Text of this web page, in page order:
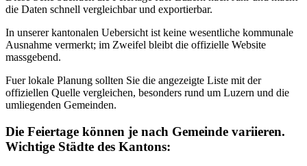
die Daten schnell vergleichbar und exportierbar.
In unserer kantonalen Uebersicht ist keine wesentliche kommunale
Ausnahme vermerkt; im Zweifel bleibt die offizielle Website
massgebend.
Fuer lokale Planung sollten Sie die angezeigte Liste mit der
offiziellen Quelle vergleichen, besonders rund um Luzern und die
umliegenden Gemeinden.
Die Feiertage können je nach Gemeinde variieren.
Wichtige Städte des Kantons: